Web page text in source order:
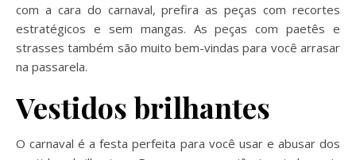
com a cara do carnaval, prefira as peças com recortes
estratégicos e sem mangas. As peças com paetês e
strasses também são muito bem-vindas para você arrasar
na passarela.
Vestidosbrilhantes
O carnaval é a festa perfeita para você usar e abusar dos